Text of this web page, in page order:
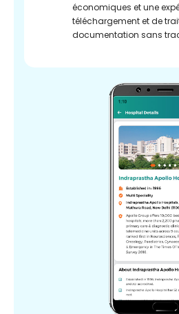
économiques et une
téléchargement et de
documentation sans